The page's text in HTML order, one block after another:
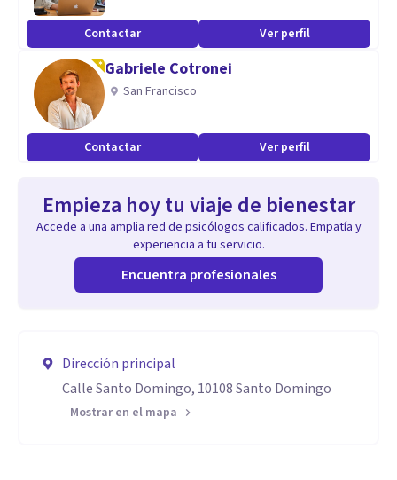
Contactar Ver perfil
Gabriele Cotronei
San Francisco
Contactar Ver perfil
Empieza hoy tu viaje de bienestar
Accede a una amplia red de psicólogos calificados. Empatía y
experiencia a tu servicio.
Encuentra profesionales
Dirección principal
Calle Santo Domingo, 10108 Santo Domingo
Mostrar en el mapa